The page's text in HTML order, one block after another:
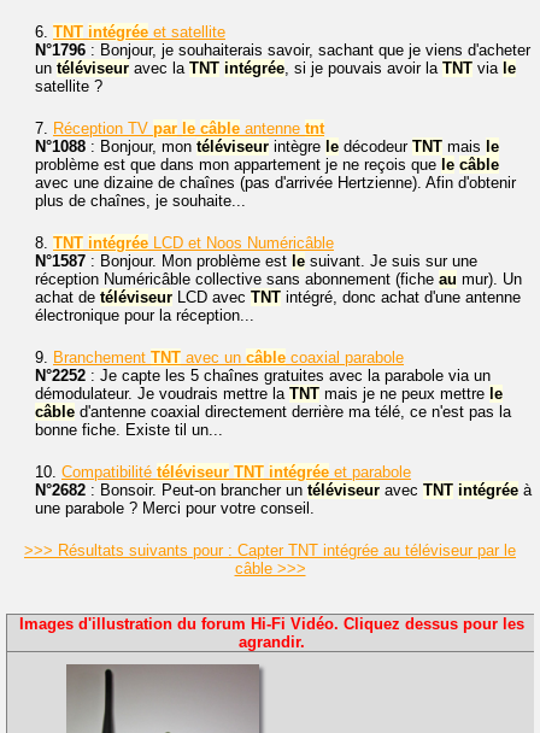
6. TNT intégrée et satellite
N°1796 : Bonjour, je souhaiterais savoir, sachant que je viens d'acheter
un téléviseur avec la TNT intégrée, si je pouvais avoir la TNT via le
satellite ?
7. Réception TV par le câble antenne tnt
N°1088 : Bonjour, mon téléviseur intègre le décodeur TNT mais le
problème est que dans mon appartement je ne reçois que le câble
avec une dizaine de chaînes (pas d'arrivée Hertzienne). Afin d'obtenir
plus de chaînes, je souhaite...
8. TNT intégrée LCD et Noos Numéricâble
N°1587 : Bonjour. Mon problème est le suivant. Je suis sur une
réception Numéricâble collective sans abonnement (fiche au mur). Un
achat de téléviseur LCD avec TNT intégré, donc achat d'une antenne
électronique pour la réception...
9. Branchement TNT avec un câble coaxial parabole
N°2252 : Je capte les 5 chaînes gratuites avec la parabole via un
démodulateur. Je voudrais mettre la TNT mais je ne peux mettre le
câble d'antenne coaxial directement derrière ma télé, ce n'est pas la
bonne fiche. Existe til un...
10. Compatibilité téléviseur TNT intégrée et parabole
N°2682 : Bonsoir. Peut-on brancher un téléviseur avec TNT intégrée à
une parabole ? Merci pour votre conseil.
>>> Résultats suivants pour : Capter TNT intégrée au téléviseur par le
câble >>>
Images d'illustration du forum Hi-Fi Vidéo. Cliquez dessus pour les
agrandir.